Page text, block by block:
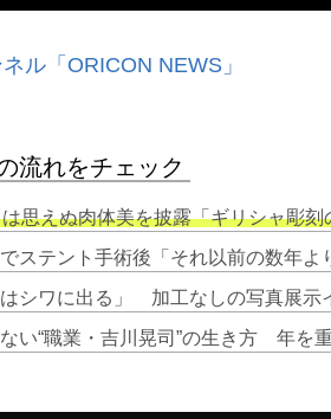
ル「ORICON NEWS」
流れをチェック
肉体美を披露「ギリシャ彫刻のよう」 今もト
シワに出る」 加工なしの写真展示